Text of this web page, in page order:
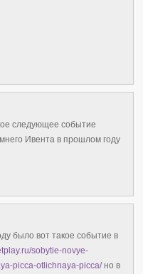
следующее событие
Ивента в прошлом году
было вот такое событие в
sobytie-novye-
picca-otlichnaya-picca/но в